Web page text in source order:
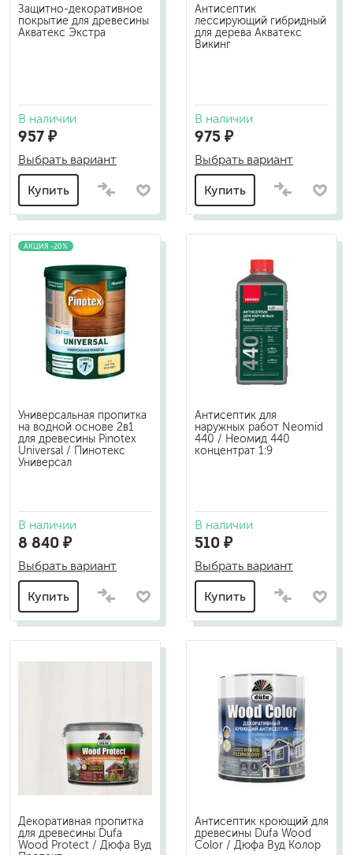
Защитно-декоративное
покрытие для древесины
Акватекс Экстра
В наличии
957 ₽
Выбрать вариант
Купить
Антисептик
лессирующий гибридный
для дерева Акватекс
Викинг
В наличии
975 ₽
Выбрать вариант
Купить
АКЦИЯ -20%
Универсальная пропитка
на водной основе 2в1
для древесины Pinotex
Universal / Пинотекс
Универсал
В наличии
8 840 ₽
Выбрать вариант
Купить
Антисептик для
наружных работ Neomid
440 / Неомид 440
концентрат 1:9
В наличии
510 ₽
Выбрать вариант
Купить
Декоративная пропитка
для древесины Dufa
Wood Protect / Дюфа Вуд
Антисептик кроющий для
древесины Dufa Wood
Color / Дюфа Вуд Колор